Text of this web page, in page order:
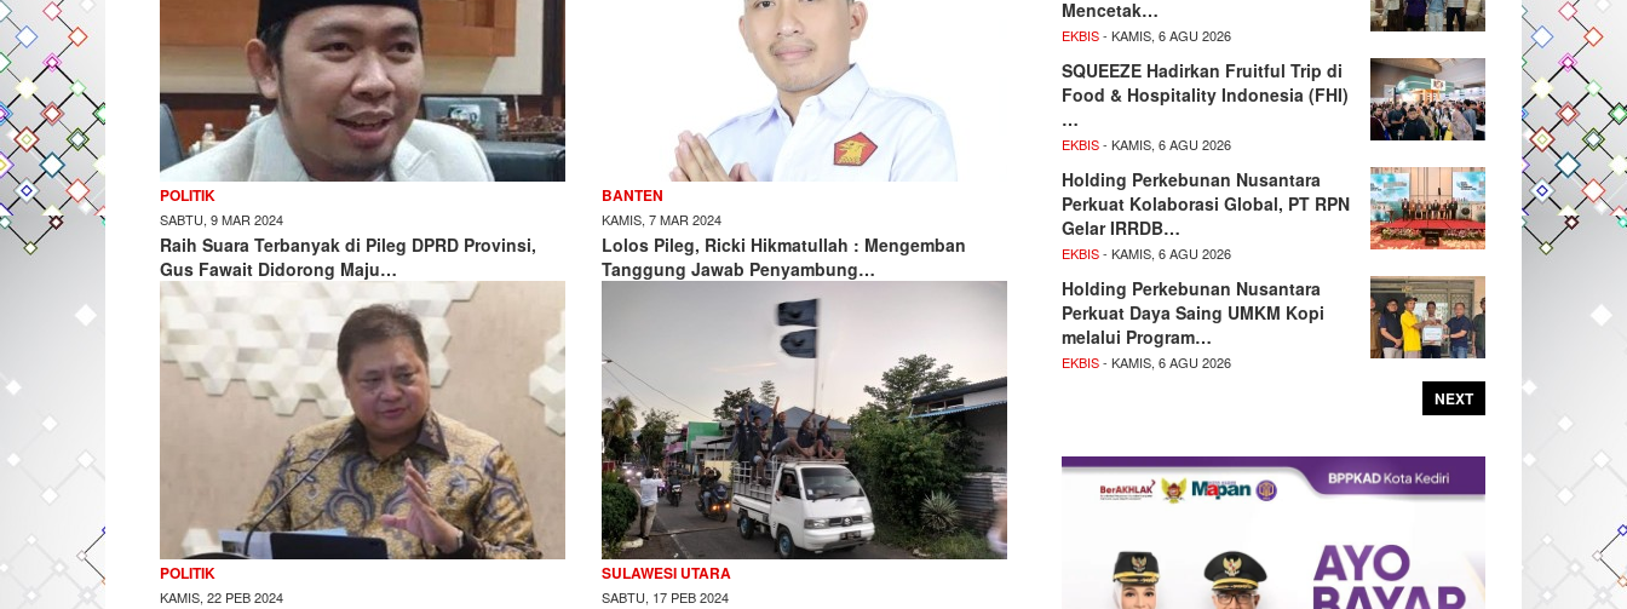
POLITIK
SABTU, 9 MAR 2024
Raih Suara Terbanyak di Pileg DPRD Provinsi,
Gus Fawait Didorong Maju…
BANTEN
KAMIS, 7 MAR 2024
Lolos Pileg, Ricki Hikmatullah : Mengemban
Tanggung Jawab Penyambung…
POLITIK
KAMIS, 22 PEB 2024
SULAWESI UTARA
SABTU, 17 PEB 2024
Mencetak…
EKBIS- KAMIS, 6 AGU 2026
SQUEEZE Hadirkan Fruitful Trip di
Food & Hospitality Indonesia (FHI)
…
EKBIS- KAMIS, 6 AGU 2026
Holding Perkebunan Nusantara
Perkuat Kolaborasi Global, PT RPN
Gelar IRRDB…
EKBIS- KAMIS, 6 AGU 2026
Holding Perkebunan Nusantara
Perkuat Daya Saing UMKM Kopi
melalui Program…
EKBIS- KAMIS, 6 AGU 2026
NEXT